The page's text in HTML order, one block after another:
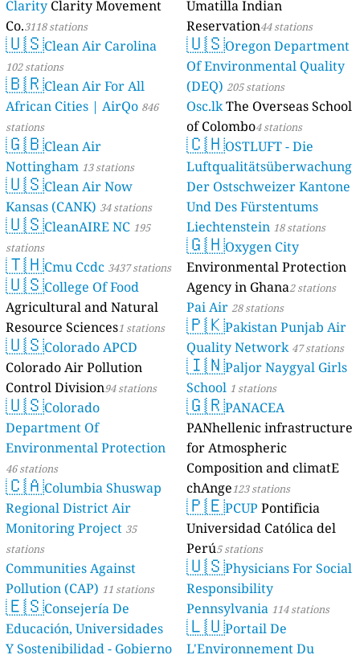
Clarity Clarity Movement
Co.3118 stations
🇺🇸Clean Air Carolina
102 stations
🇧🇷Clean Air For All
African Cities | AirQo 846
stations
🇬🇧Clean Air
Nottingham 13 stations
🇺🇸Clean Air Now
Kansas (CANK) 34 stations
🇺🇸CleanAIRE NC 195
stations
🇹🇭Cmu Ccdc 3437 stations
🇺🇸College Of Food
Agricultural and Natural
Resource Sciences1 stations
🇺🇸Colorado APCD
Colorado Air Pollution
Control Division94 stations
🇺🇸Colorado
Department Of
Environmental Protection
46 stations
🇨🇦Columbia Shuswap
Regional District Air
Monitoring Project 35
stations
Communities Against
Pollution (CAP) 11 stations
🇪🇸Consejería De
Educación, Universidades
Y Sostenibilidad - Gobierno
Umatilla Indian
Reservation44 stations
🇺🇸Oregon Department
Of Environmental Quality
(DEQ) 205 stations
Osc.lkThe Overseas School
of Colombo4 stations
🇨🇭OSTLUFT - Die
Luftqualitätsüberwachung
Der Ostschweizer Kantone
Und Des Fürstentums
Liechtenstein 18 stations
🇬🇭Oxygen City
Environmental Protection
Agency in Ghana2 stations
Pai Air 28 stations
🇵🇰Pakistan Punjab Air
Quality Network 47 stations
🇮🇳Paljor Naygyal Girls
School 1 stations
🇬🇷PANACEA
PANhellenic infrastructure
for Atmospheric
Composition and climatE
chAnge123 stations
🇵🇪PCUP Pontificia
Universidad Católica del
Perú5 stations
🇺🇸Physicians For Social
Responsibility
Pennsylvania 114 stations
🇱🇺Portail De
L'Environnement Du